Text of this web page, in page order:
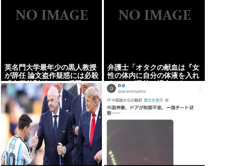
英名門大学最年少の黒人教授
が辞任 論文盗作疑惑には必殺
「人種差別ガー」で反撃
弁護士「オタクの献血は『女
性の体内に自分の体液を入れ
る』のが目的。場合によって
は不同意性交罪に当たる」